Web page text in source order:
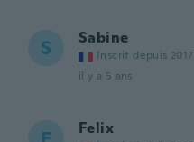
S Sabine
Inscrit depuis 2017
il y a 5 ans
Felix